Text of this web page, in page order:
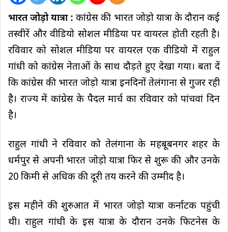
भारत जोड़ो यात्रा :कांग्रेस की भारत जोड़ो यात्रा के दौरान कई
तस्वीरें और वीडियो सोशल मीडिया पर वायरल होती रहती है।
रविवार को सोशल मीडिया पर वायरल एक वीडियो में राहुल
गांधी को कांग्रेस नेताओं के साथ दौड़ते हुए देखा गया। बता दें
कि कांग्रेस की भारत जोड़ो यात्रा इनदिनों तेलंगाना से गुजर रही
है। राज्य में कांग्रेस के पैदल मार्च का रविवार को पांचवां दिन
है।
राहुल गांधी ने रविवार को तेलंगाना के महबूबनगर शहर के
धर्मपुर से अपनी भारत जोड़ो यात्रा फिर से शुरू की और उनके
20 किमी से अधिक की दूरी तय करने की उम्मीद है।
इस महीने की शुरुआत में भारत जोड़ो यात्रा कर्नाटक पहुंची
थी। राहुल गांधी के इस यात्रा के दौरान उनके फिटनेस के